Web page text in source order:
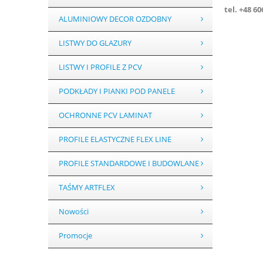
ALUMINIOWY DECOR OZDOBNY
LISTWY DO GLAZURY
LISTWY I PROFILE Z PCV
PODKŁADY I PIANKI POD PANELE
OCHRONNE PCV LAMINAT
PROFILE ELASTYCZNE FLEX LINE
PROFILE STANDARDOWE I BUDOWLANE
TAŚMY ARTFLEX
Nowości
Promocje
tel. +48